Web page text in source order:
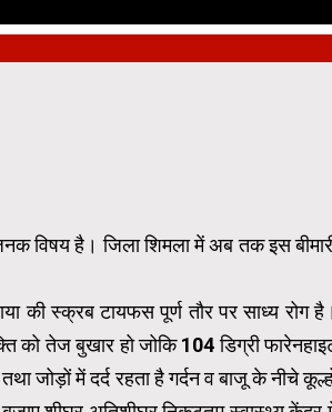
विषय है। जिला शिमला में अब तक इस
की स्क्रब टायफस पूर्ण तौर पर साध्य रोग
को तेज बुखार हो जोकि 104 डिग्री
जोड़ों में दर्द रहता है गर्दन व बाजू के नीचे